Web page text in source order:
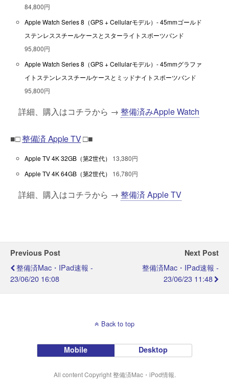
84,800円
Apple Watch Series 8（GPS + Cellularモデル）- 45mmゴールド
ステンレススチールケースとスターライトスポーツバンド
95,800円
Apple Watch Series 8（GPS + Cellularモデル）- 45mmグラファ
イトステンレススチールケースとミッドナイトスポーツバンド
95,800円
詳細、購入はコチラから → 整備済みApple Watch
■□整備済 Apple TV□■
Apple TV 4K 32GB（第2世代）
13,380円
Apple TV 4K 64GB（第2世代）
16,780円
詳細、購入はコチラから → 整備済 Apple TV
Previous Post
整備済Mac・iPad速報 -
23/06/20 16:08
Next Post
整備済Mac・iPad速報 -
23/06/23 11:48
Back to top
Mobile Desktop
All content Copyright 整備済Mac・iPod情報.